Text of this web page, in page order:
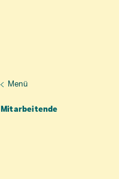
Menü
Mitarbeitende
Aktuelle